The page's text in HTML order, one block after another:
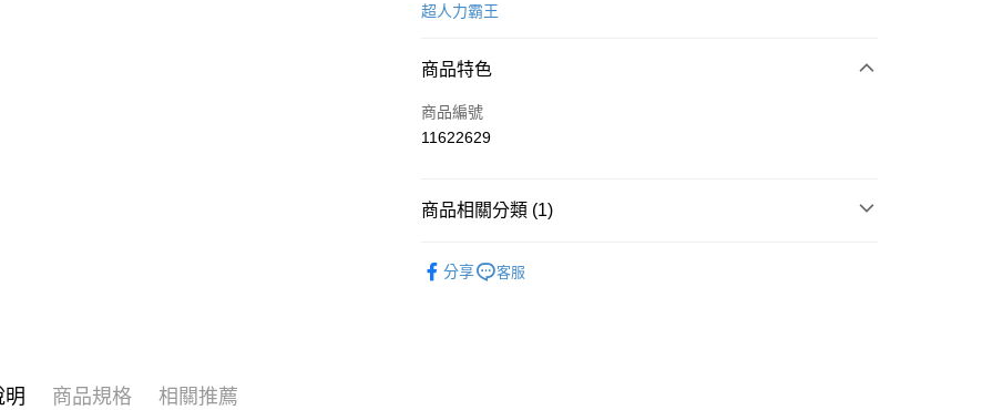
信用卡一次付款
Apple Pay
全盈+PAY
超人力霸王
商品特色
商品編號
11622629
商品相關分類 (1)
分享
客服
明 商品規格 相關推薦